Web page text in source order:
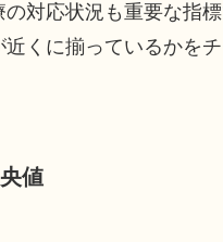
対応状況も重要な指
くに揃っているかを
値